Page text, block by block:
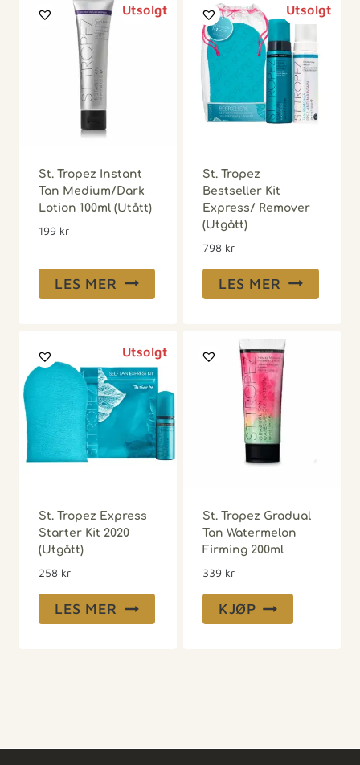
St. Tropez Instant
Tan Medium/Dark
Lotion 100ml (Utått)
199 kr
LES MER
St. Tropez
Bestseller Kit
Express/ Remover
(Utgått)
798 kr
LES MER
St. Tropez Express
Starter Kit 2020
(Utgått)
258 kr
LES MER
St. Tropez Gradual
Tan Watermelon
Firming 200ml
339 kr
KJØP